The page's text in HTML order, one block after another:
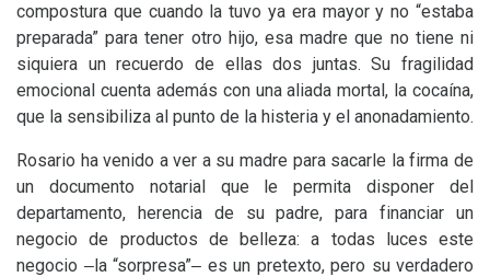
compostura que cuando la tuvo ya era mayor y no “estaba
preparada” para tener otro hijo, esa madre que no tiene ni
siquiera un recuerdo de ellas dos juntas. Su fragilidad
emocional cuenta además con una aliada mortal, la cocaína,
que la sensibiliza al punto de la histeria y el anonadamiento.
Rosario ha venido a ver a su madre para sacarle la firma de
un documento notarial que le permita disponer del
departamento, herencia de su padre, para financiar un
negocio de productos de belleza: a todas luces este
negocio ‒la “sorpresa”‒ es un pretexto, pero su verdadero